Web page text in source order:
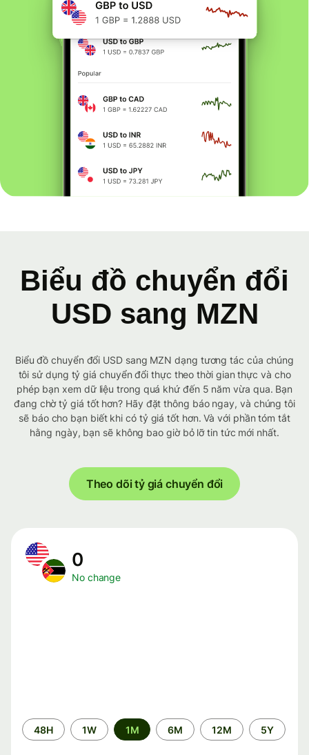
Biểu đồ chuyển đổi
USD sang MZN
Biểu đồ chuyển đổi USD sang MZN dạng tương tác của chúng
tôi sử dụng tỷ giá chuyển đổi thực theo thời gian thực và cho
phép bạn xem dữ liệu trong quá khứ đến 5 năm vừa qua. Bạn
đang chờ tỷ giá tốt hơn? Hãy đặt thông báo ngay, và chúng tôi
sẽ báo cho bạn biết khi có tỷ giá tốt hơn. Và với phần tóm tắt
hằng ngày, bạn sẽ không bao giờ bỏ lỡ tin tức mới nhất.
Theo dõi tỷ giá chuyển đổi
0
No change
Time
period
48H 1W 1M 6M 12M 5Y